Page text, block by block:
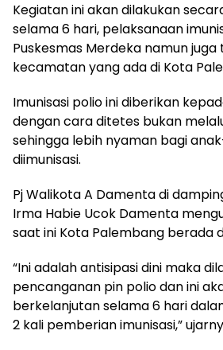
Kegiatan ini akan dilakukan
selama 6 hari, pelaksanaan
Puskesmas Merdeka namun juga
kecamatan yang ada di Kota
Imunisasi polio ini diberikan
dengan cara ditetes bukan
sehingga lebih nyaman bagi
diimunisasi.
Pj Walikota A Damenta di
Irma Habie Ucok Damenta
saat ini Kota Palembang berada
“Ini adalah antisipasi dini maka
pencanganan pin polio dan ini
berkelanjutan selama 6 hari
2 kali pemberian imunisasi,”